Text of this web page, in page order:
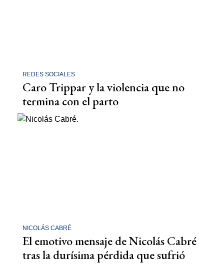
REDES SOCIALES
Caro Trippar y la violencia que no
termina con el parto
NICOLÁS CABRÉ
El emotivo mensaje de Nicolás Cabré
tras la durísima pérdida que sufrió